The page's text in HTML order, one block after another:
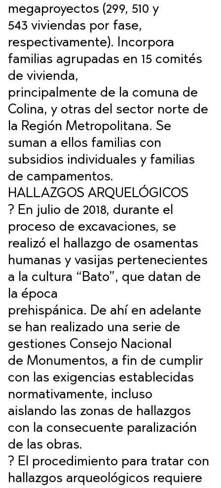
megaproyectos (299, 510 y
543 viviendas por fase,
respectivamente). Incorpora
familias agrupadas en 15 comités
de vivienda,
principalmente de la comuna de
Colina, y otras del sector norte de
la Región Metropolitana. Se
suman a ellos familias con
subsidios individuales y familias
de campamentos.
HALLAZGOS ARQUELÓGICOS
? En julio de 2018, durante el
proceso de excavaciones, se
realizó el hallazgo de osamentas
humanas y vasijas pertenecientes
a la cultura “Bato”, que datan de
la época
prehispánica. De ahí en adelante
se han realizado una serie de
gestiones Consejo Nacional
de Monumentos, a fin de cumplir
con las exigencias establecidas
normativamente, incluso
aislando las zonas de hallazgos
con la consecuente paralización
de las obras.
? El procedimiento para tratar con
hallazgos arqueológicos requiere